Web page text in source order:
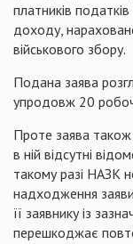
платників
доходу,
військового збору.
Подана заява
упродовж 20
Проте заява
в ній відсутні
такому разі НАЗК
надходження
її заявнику із
перешкоджає